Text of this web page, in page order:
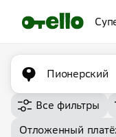
Пионерский
Все фильтры
Отложенный